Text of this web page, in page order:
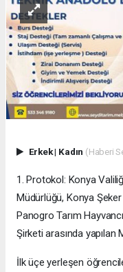
Erkek| Kadın (Haberi
1. Protokol: Konya
Müdürlüğü, Konya
Panogro Tarım
Şirketi arasında
İlk üçe yerleşen